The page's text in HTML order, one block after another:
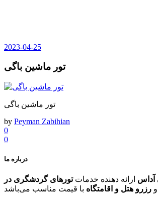
2023-04-25
تور ماشین باگی
تور ماشین باگی
by Peyman Zabihian
0
0
درباره ما
آداس ارائه دهنده خدماتتورهای گردشگری در
و رزرو هتل و اقامتگاه